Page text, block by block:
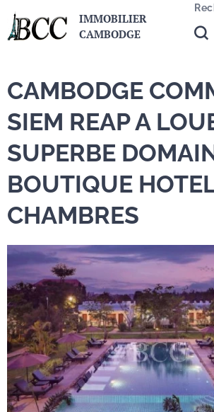
IMMOBILIER
CAMBODGE
CAMBODGE
SIEM REAP A
SUPERBE
BOUTIQUE
CHAMBRES